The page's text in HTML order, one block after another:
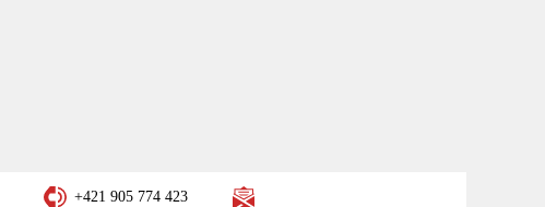
+421 905 774 423